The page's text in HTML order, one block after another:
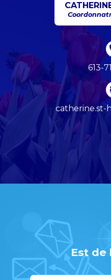
613-
catherine.st-
Est de